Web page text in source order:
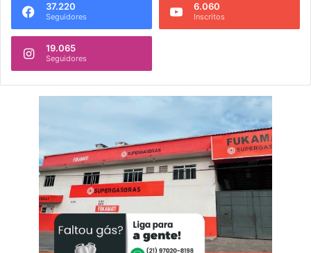
37.220
Seguidores
6.060
Inscritos
19.065
Seguidores